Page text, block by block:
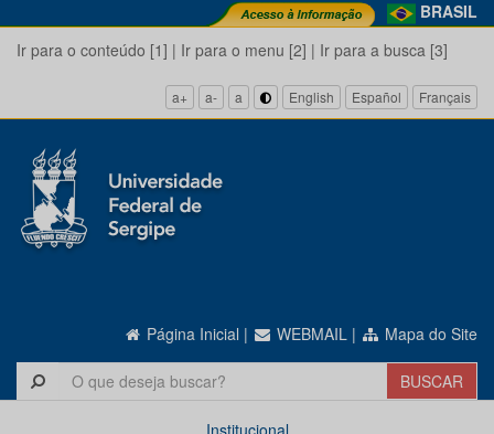
BRASIL
Ir para o conteúdo [1] | Ir para o menu [2] | Ir para a busca [3]
a+ a- a English Español Français
Página Inicial | WEBMAIL | Mapa do Site
Institucional